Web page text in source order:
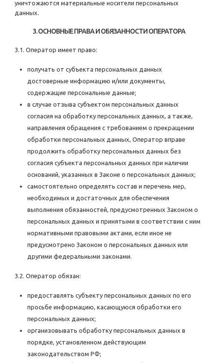
уничтожаются материальные носители персональных
данных.
3. ОСНОВНЫЕ ПРАВА И ОБЯЗАННОСТИ ОПЕРАТОРА
3.1. Оператор имеет право:
получать от субъекта персональных данных
достоверные информацию и/или документы,
содержащие персональные данные;
в случае отзыва субъектом персональных данных
согласия на обработку персональных данных, а также,
направления обращения с требованием о прекращении
обработки персональных данных, Оператор вправе
продолжить обработку персональных данных без
согласия субъекта персональных данных при наличии
оснований, указанных в Законе о персональных данных;
самостоятельно определять состав и перечень мер,
необходимых и достаточных для обеспечения
выполнения обязанностей, предусмотренных Законом о
персональных данных и принятыми в соответствии с ним
нормативными правовыми актами, если иное не
предусмотрено Законом о персональных данных или
другими федеральными законами.
3.2. Оператор обязан:
предоставлять субъекту персональных данных по его
просьбе информацию, касающуюся обработки его
персональных данных;
организовывать обработку персональных данных в
порядке, установленном действующим
законодательством РФ;